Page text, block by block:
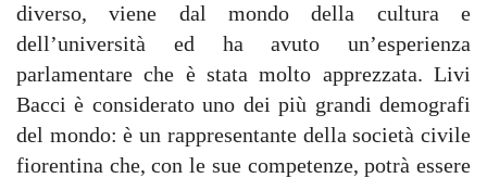
diverso, viene dal mondo della cultura e
dell’università ed ha avuto un’esperienza
parlamentare che è stata molto apprezzata. Livi
Bacci è considerato uno dei più grandi demografi
del mondo: è un rappresentante della società civile
fiorentina che, con le sue competenze, potrà essere